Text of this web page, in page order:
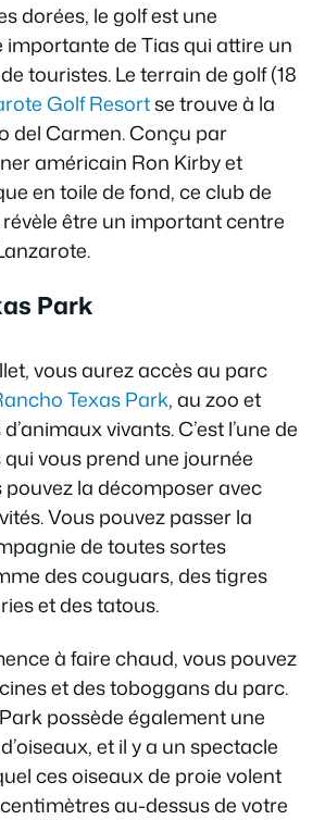
dorées, le golf est une
de Tias qui attire un
touristes. Le terrain de golf (18
Golf Resortse trouve à la
del Carmen. Conçu par
américain Ron Kirby et
en toile de fond, ce club de
être un important centre
Park
vous aurez accès au parc
Texas Park, au zoo et
vivants. C’est l’une de
vous prend une journée
pouvez la décomposer avec
Vous pouvez passer la
de toutes sortes
des couguars, des tigres
et des tatous.
à faire chaud, vous pouvez
et des toboggans du parc.
possède également une
et il y a un spectacle
ces oiseaux de proie volent
au-dessus de votre